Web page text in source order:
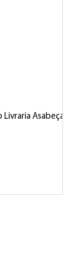
Asabeça